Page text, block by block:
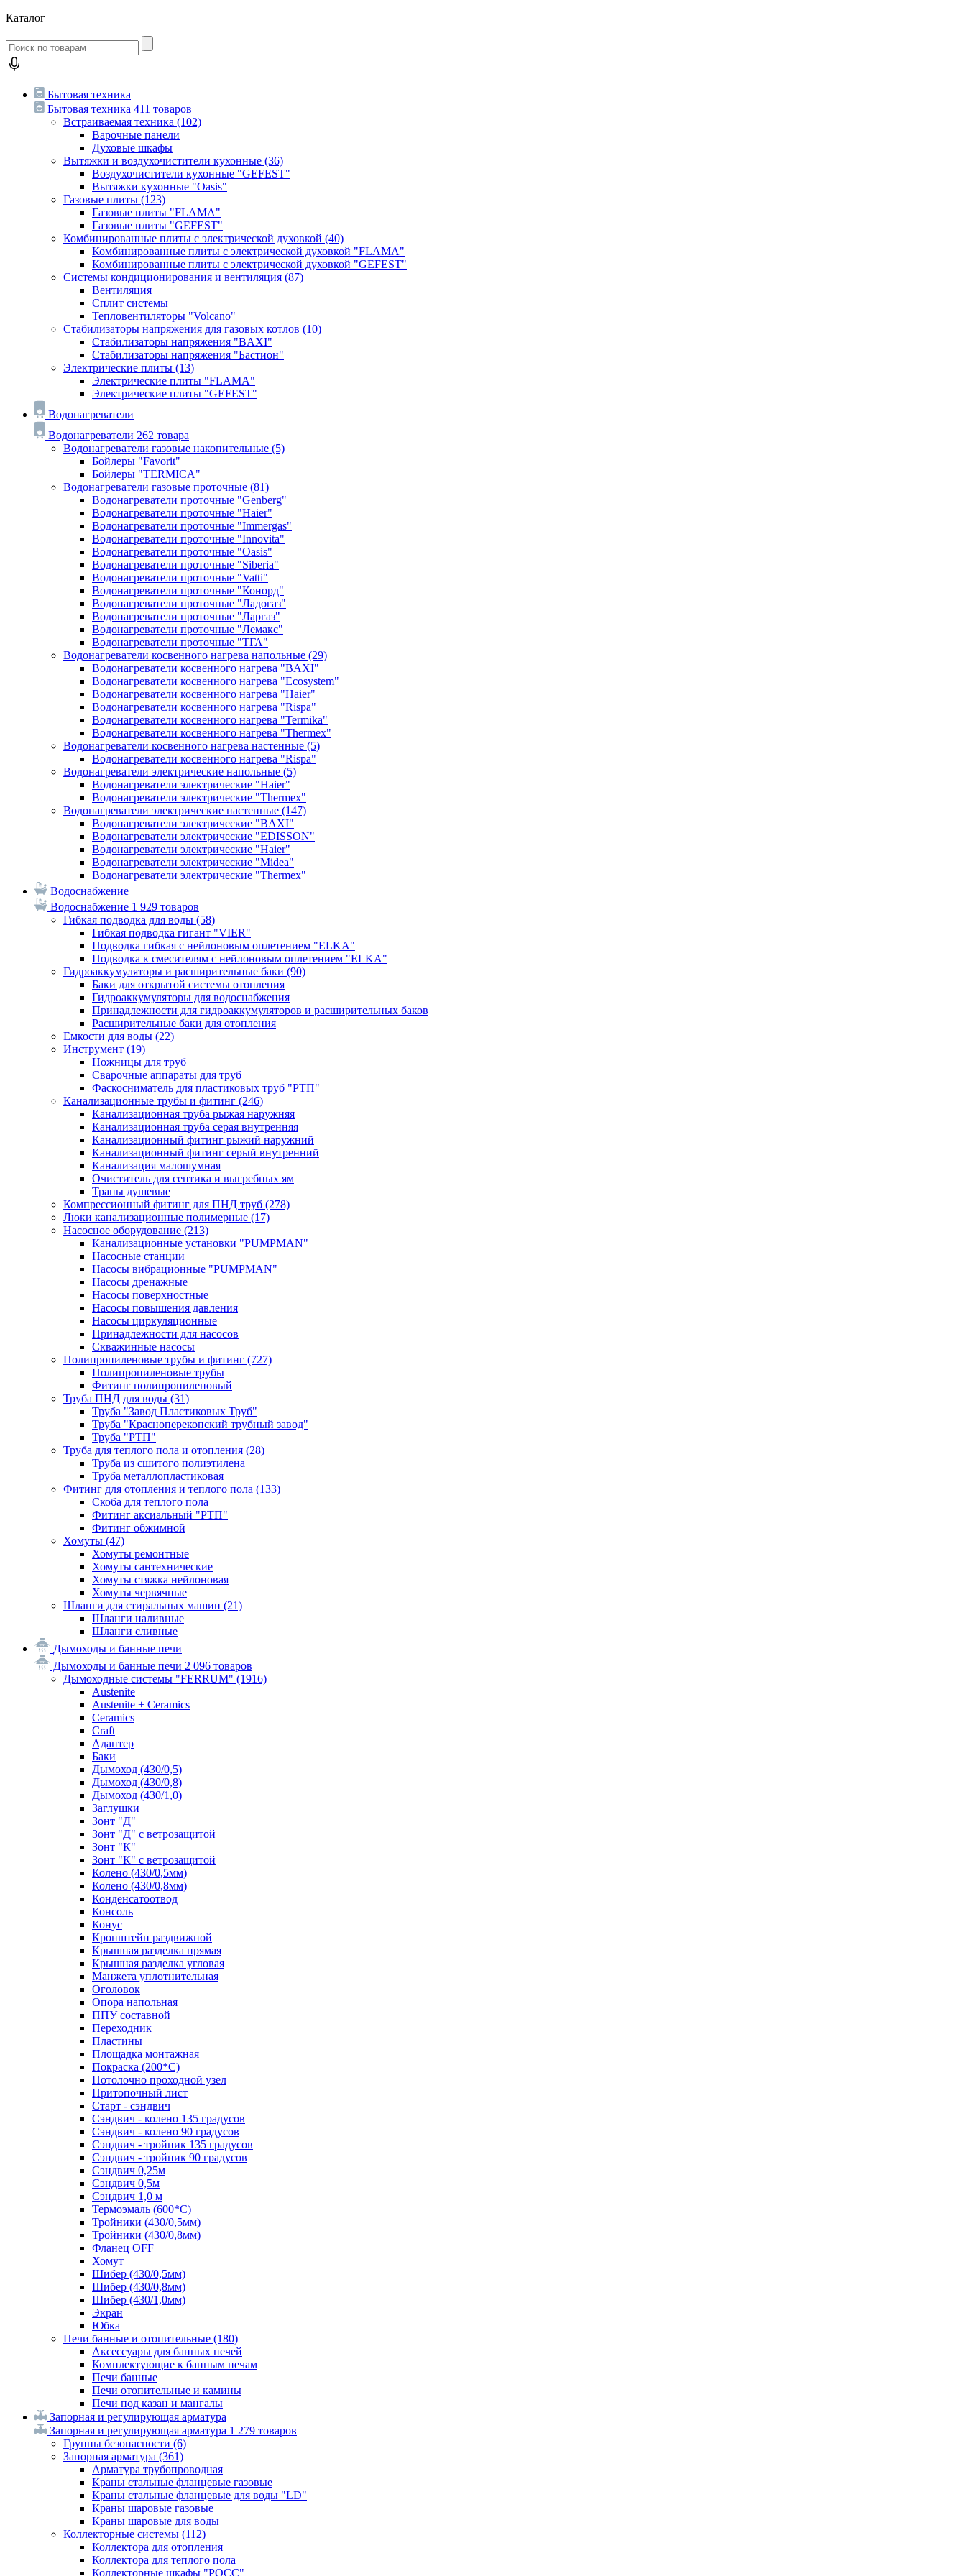
Каталог
Бытовая техника
Бытовая техника 411 товаров
Встраиваемая техника (102)
Варочные панели
Духовые шкафы
Вытяжки и воздухочистители кухонные (36)
Воздухочистители кухонные "GEFEST"
Вытяжки кухонные "Oasis"
Газовые плиты (123)
Газовые плиты "FLAMA"
Газовые плиты "GEFEST"
Комбинированные плиты с электрической духовкой (40)
Комбинированные плиты с электрической духовкой "FLAMA"
Комбинированные плиты с электрической духовкой "GEFEST"
Системы кондиционирования и вентиляция (87)
Вентиляция
Сплит системы
Тепловентиляторы "Volcano"
Стабилизаторы напряжения для газовых котлов (10)
Стабилизаторы напряжения "BAXI"
Стабилизаторы напряжения "Бастион"
Электрические плиты (13)
Электрические плиты "FLAMA"
Электрические плиты "GEFEST"
Водонагреватели
Водонагреватели 262 товара
Водонагреватели газовые накопительные (5)
Бойлеры "Favorit"
Бойлеры "TERMICA"
Водонагреватели газовые проточные (81)
Водонагреватели проточные "Genberg"
Водонагреватели проточные "Haier"
Водонагреватели проточные "Immergas"
Водонагреватели проточные "Innovita"
Водонагреватели проточные "Oasis"
Водонагреватели проточные "Siberia"
Водонагреватели проточные "Vatti"
Водонагреватели проточные "Конорд"
Водонагреватели проточные "Ладогаз"
Водонагреватели проточные "Ларгаз"
Водонагреватели проточные "Лемакс"
Водонагреватели проточные "ТГА"
Водонагреватели косвенного нагрева напольные (29)
Водонагреватели косвенного нагрева "BAXI"
Водонагреватели косвенного нагрева "Ecosystem"
Водонагреватели косвенного нагрева "Haier"
Водонагреватели косвенного нагрева "Rispa"
Водонагреватели косвенного нагрева "Termika"
Водонагреватели косвенного нагрева "Thermex"
Водонагреватели косвенного нагрева настенные (5)
Водонагреватели косвенного нагрева "Rispa"
Водонагреватели электрические напольные (5)
Водонагреватели электрические "Haier"
Водонагреватели электрические "Thermex"
Водонагреватели электрические настенные (147)
Водонагреватели электрические "BAXI"
Водонагреватели электрические "EDISSON"
Водонагреватели электрические "Haier"
Водонагреватели электрические "Midea"
Водонагреватели электрические "Thermex"
Водоснабжение
Водоснабжение 1 929 товаров
Гибкая подводка для воды (58)
Гибкая подводка гигант "VIER"
Подводка гибкая с нейлоновым оплетением "ELKA"
Подводка к смесителям с нейлоновым оплетением "ELKA"
Гидроаккумуляторы и расширительные баки (90)
Баки для открытой системы отопления
Гидроаккумуляторы для водоснабжения
Принадлежности для гидроаккумуляторов и расширительных баков
Расширительные баки для отопления
Емкости для воды (22)
Инструмент (19)
Ножницы для труб
Сварочные аппараты для труб
Фаскосниматель для пластиковых труб "РТП"
Канализационные трубы и фитинг (246)
Канализационная труба рыжая наружняя
Канализационная труба серая внутренняя
Канализационный фитинг рыжий наружний
Канализационный фитинг серый внутренний
Канализация малошумная
Очиститель для септика и выгребных ям
Трапы душевые
Компрессионный фитинг для ПНД труб (278)
Люки канализационные полимерные (17)
Насосное оборудование (213)
Канализационные установки "PUMPMAN"
Насосные станции
Насосы вибрационные "PUMPMAN"
Насосы дренажные
Насосы поверхностные
Насосы повышения давления
Насосы циркуляционные
Принадлежности для насосов
Скважинные насосы
Полипропиленовые трубы и фитинг (727)
Полипропиленовые трубы
Фитинг полипропиленовый
Труба ПНД для воды (31)
Труба "Завод Пластиковых Труб"
Труба "Красноперекопский трубный завод"
Труба "РТП"
Труба для теплого пола и отопления (28)
Труба из сшитого полиэтилена
Труба металлопластиковая
Фитинг для отопления и теплого пола (133)
Скоба для теплого пола
Фитинг аксиальный "РТП"
Фитинг обжимной
Хомуты (47)
Хомуты ремонтные
Хомуты сантехнические
Хомуты стяжка нейлоновая
Хомуты червячные
Шланги для стиральных машин (21)
Шланги наливные
Шланги сливные
Дымоходы и банные печи
Дымоходы и банные печи 2 096 товаров
Дымоходные системы "FERRUM" (1916)
Austenite
Austenite + Ceramics
Ceramics
Craft
Адаптер
Баки
Дымоход (430/0,5)
Дымоход (430/0,8)
Дымоход (430/1,0)
Заглушки
Зонт "Д"
Зонт "Д" с ветрозащитой
Зонт "К"
Зонт "К" с ветрозащитой
Колено (430/0,5мм)
Колено (430/0,8мм)
Конденсатоотвод
Консоль
Конус
Кронштейн раздвижной
Крышная разделка прямая
Крышная разделка угловая
Манжета уплотнительная
Оголовок
Опора напольная
ППУ составной
Переходник
Пластины
Площадка монтажная
Покраска (200*С)
Потолочно проходной узел
Притопочный лист
Старт - сэндвич
Сэндвич - колено 135 градусов
Сэндвич - колено 90 градусов
Сэндвич - тройник 135 градусов
Сэндвич - тройник 90 градусов
Сэндвич 0,25м
Сэндвич 0,5м
Сэндвич 1,0 м
Термоэмаль (600*С)
Тройники (430/0,5мм)
Тройники (430/0,8мм)
Фланец OFF
Хомут
Шибер (430/0,5мм)
Шибер (430/0,8мм)
Шибер (430/1,0мм)
Экран
Юбка
Печи банные и отопительные (180)
Аксессуары для банных печей
Комплектующие к банным печам
Печи банные
Печи отопительные и камины
Печи под казан и мангалы
Запорная и регулирующая арматура
Запорная и регулирующая арматура 1 279 товаров
Группы безопасности (6)
Запорная арматура (361)
Арматура трубопроводная
Краны стальные фланцевые газовые
Краны стальные фланцевые для воды "LD"
Краны шаровые газовые
Краны шаровые для воды
Коллекторные системы (112)
Коллектора для отопления
Коллектора для теплого пола
Коллекторные шкафы "РОСС"